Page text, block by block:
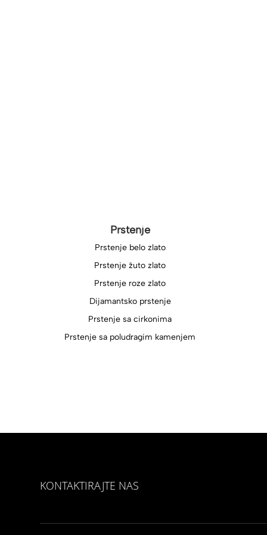
Prstenje
Prstenje belo zlato
Prstenje žuto zlato
Prstenje roze zlato
Dijamantsko prstenje
Prstenje sa cirkonima
Prstenje sa poludragim kamenjem
KONTAKTIRAJTE NAS